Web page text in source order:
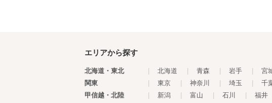
エリアから探す
北海道・東北 北海道 青森 岩手 宮
関東
東京 神奈川 埼玉 千
甲信越・北陸
新潟 富山 石川 福井